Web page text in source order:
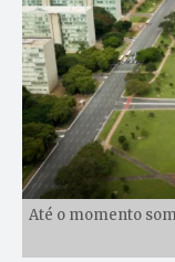
Até o momento